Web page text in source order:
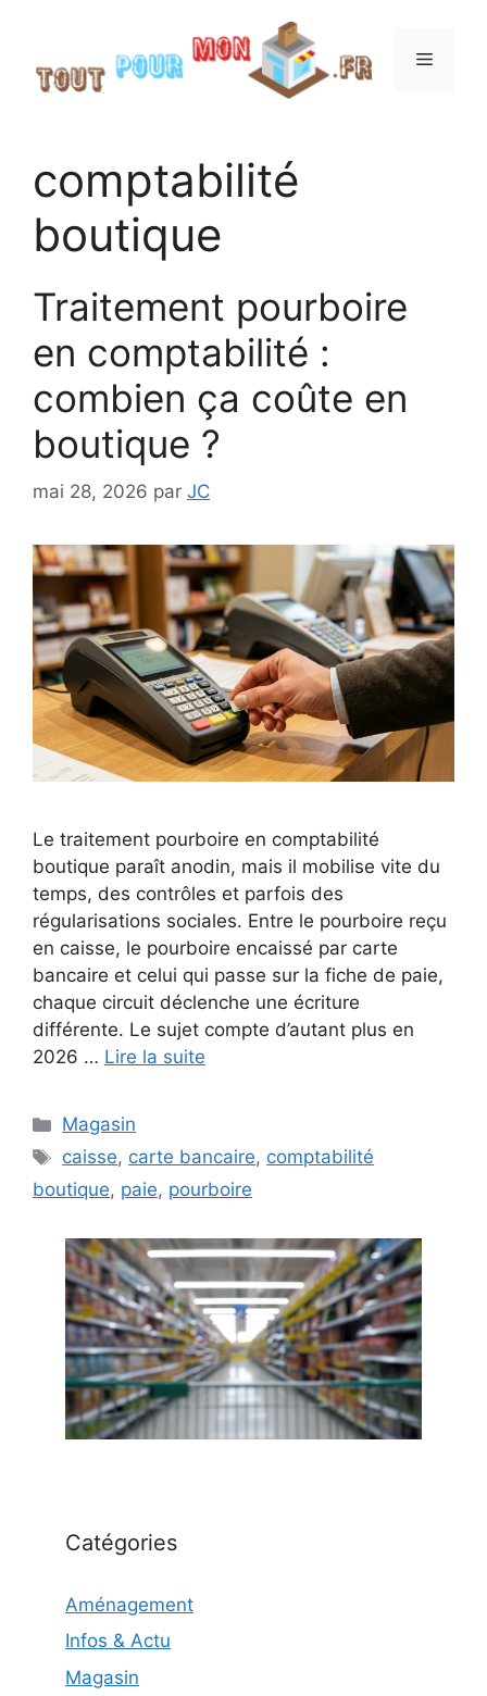
contenu
Menu
comptabilité
boutique
Traitement pourboire
en comptabilité :
combien ça coûte en
boutique ?
mai 28, 2026 par JC
Le traitement pourboire en comptabilité
boutique paraît anodin, mais il mobilise vite du
temps, des contrôles et parfois des
régularisations sociales. Entre le pourboire reçu
en caisse, le pourboire encaissé par carte
bancaire et celui qui passe sur la fiche de paie,
chaque circuit déclenche une écriture
différente. Le sujet compte d’autant plus en
2026 … Lire la suite
Catégories
Magasin
Étiquettes
caisse, carte bancaire, comptabilité
boutique, paie, pourboire
Catégories
Aménagement
Infos & Actu
Magasin